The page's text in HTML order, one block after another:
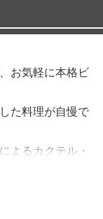
お気軽に本格ビ
た料理が自慢で
よるカクテル・
です。